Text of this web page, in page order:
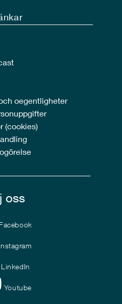
oegentligheter
(cookies)
oss
Facebook
LinkedIn
Youtube